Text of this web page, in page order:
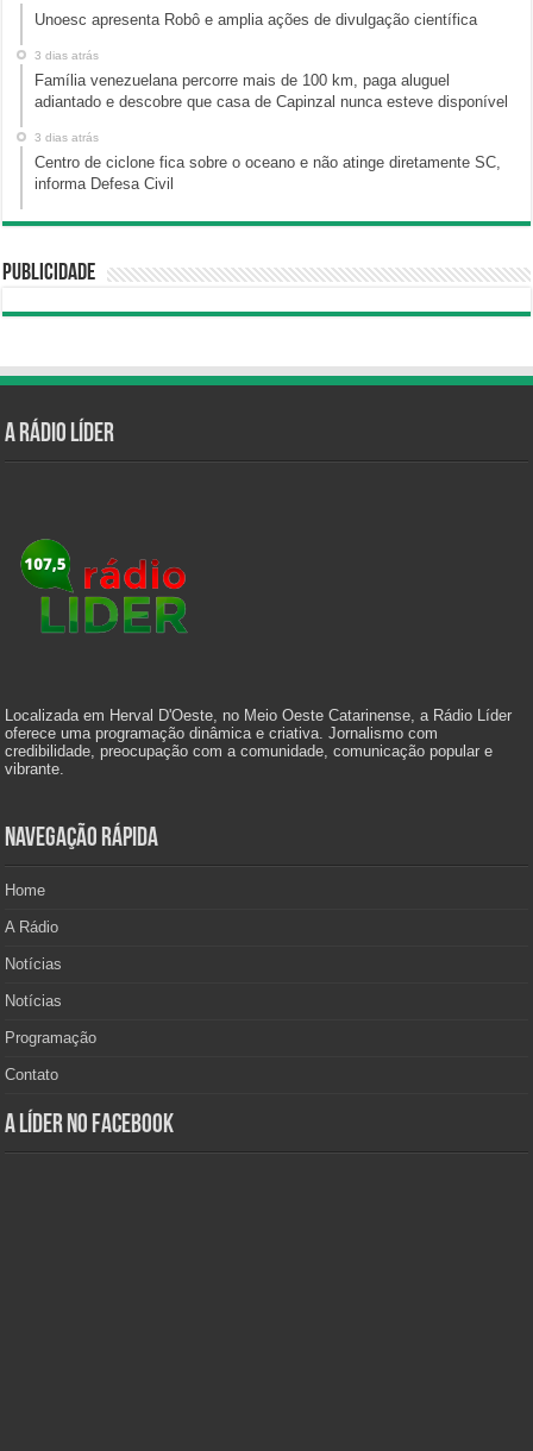
Unoesc apresenta Robô e amplia ações de divulgação científica
3 dias atrás
Família venezuelana percorre mais de 100 km, paga aluguel
adiantado e descobre que casa de Capinzal nunca esteve disponível
3 dias atrás
Centro de ciclone fica sobre o oceano e não atinge diretamente SC,
informa Defesa Civil
Publicidade
A Rádio Líder
Localizada em Herval D'Oeste, no Meio Oeste Catarinense, a Rádio Líder
oferece uma programação dinâmica e criativa. Jornalismo com
credibilidade, preocupação com a comunidade, comunicação popular e
vibrante.
Navegação Rápida
Home
A Rádio
Notícias
Notícias
Programação
Contato
A Líder no Facebook